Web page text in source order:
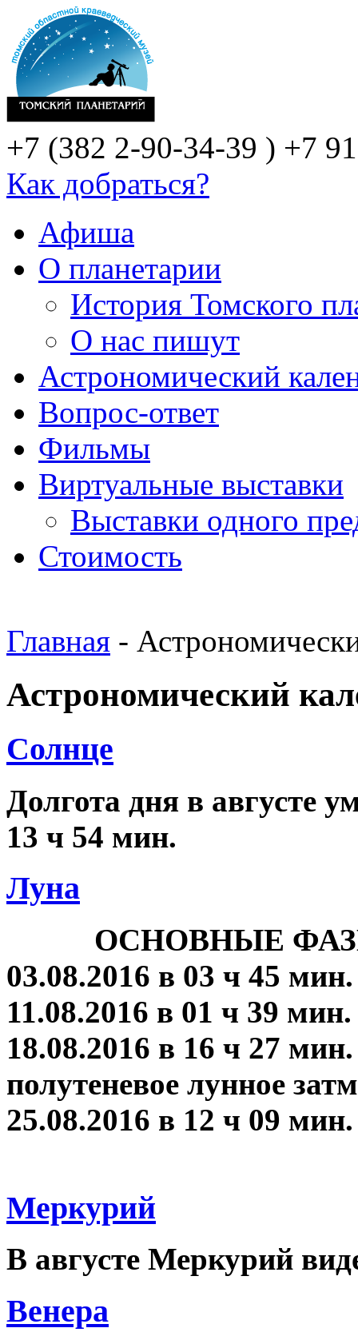
+7 (382 2-90-34-39 ) +7
Как добраться?
Афиша
О планетарии
История Томского
О нас пишут
Астрономический
Вопрос-ответ
Фильмы
Виртуальные выставки
Выставки одного
Стоимость
Главная -
Астрономический
Солнце
Долгота дня в августе
13 ч 54 мин.
Луна
ОСНОВНЫЕ
03.08.2016 в 03 ч 45
11.08.2016 в 01 ч 39
18.08.2016 в 16 ч 27
полутеневое лунное
25.08.2016 в 12 ч 09
Меркурий
В августе Меркурий
Венера